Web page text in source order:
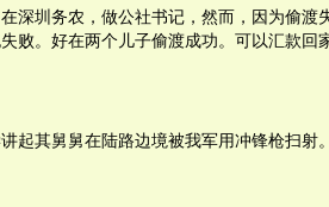
深圳务农，做公社书记，然而，因为偷渡
败。好在两个儿子偷渡成功。可以汇款回
起其舅舅在陆路边境被我军用冲锋枪扫射